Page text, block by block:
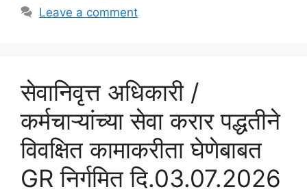
Leave a comment
सेवानिवृत्त अधिकारी /
कर्मचाऱ्यांच्या सेवा करार पद्धतीने
विवक्षित कामाकरीता घेणेबाबत
GR निर्गमित दि.03.07.2026